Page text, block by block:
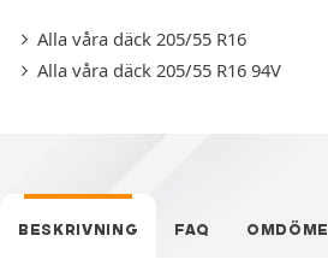
Alla våra däck 205/55 R16
Alla våra däck 205/55 R16 94V
BESKRIVNING FAQ OMDÖME